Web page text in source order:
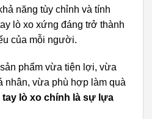
năng tùy chỉnh và tính
lò xo xứng đáng trở thành
của mỗi người.
phẩm vừa tiện lợi, vừa
nhân, vừa phù hợp làm quà
tay lò xo chính là sự lựa